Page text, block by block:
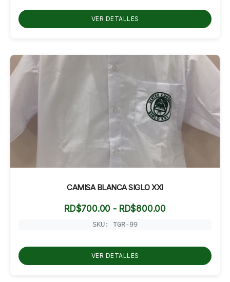
RD$700.00
VER DETALLES
CAMISA BLANCA SIGLO XXI
RD$700.00 - RD$800.00Rango
RD$800.00
SKU: TGR-99
VER DETALLES